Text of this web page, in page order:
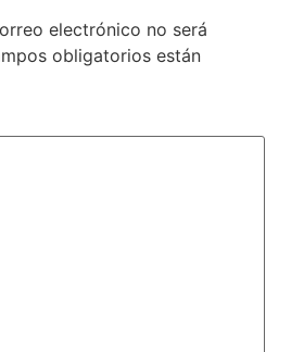
electrónico no será
obligatorios están